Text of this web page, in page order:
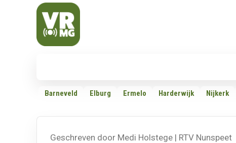
Veluwe Randmeer Mediagroep
VRMG, de omroep voor de Noord-West Veluwe
Barneveld Elburg Ermelo Harderwijk Nijkerk
Geschreven door Medi Holstege | RTV Nunspeet